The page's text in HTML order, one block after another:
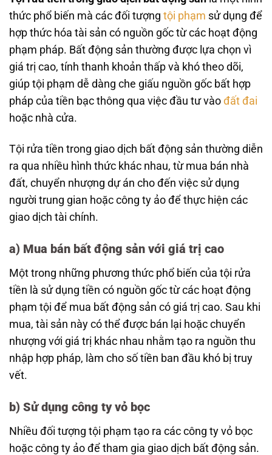
thức phổ biến mà các đối tượng tội phạm sử dụng để
hợp thức hóa tài sản có nguồn gốc từ các hoạt động
phạm pháp. Bất động sản thường được lựa chọn vì
giá trị cao, tính thanh khoản thấp và khó theo dõi,
giúp tội phạm dễ dàng che giấu nguồn gốc bất hợp
pháp của tiền bạc thông qua việc đầu tư vào đất đai
hoặc nhà cửa.
Tội rửa tiền trong giao dịch bất động sản thường diễn
ra qua nhiều hình thức khác nhau, từ mua bán nhà
đất, chuyển nhượng dự án cho đến việc sử dụng
người trung gian hoặc công ty ảo để thực hiện các
giao dịch tài chính.
a) Mua bán bất động sản với giá trị cao
Một trong những phương thức phổ biến của tội rửa
tiền là sử dụng tiền có nguồn gốc từ các hoạt động
phạm tội để mua bất động sản có giá trị cao. Sau khi
mua, tài sản này có thể được bán lại hoặc chuyển
nhượng với giá trị khác nhau nhằm tạo ra nguồn thu
nhập hợp pháp, làm cho số tiền ban đầu khó bị truy
vết.
b) Sử dụng công ty vỏ bọc
Nhiều đối tượng tội phạm tạo ra các công ty vỏ bọc
hoặc công ty ảo để tham gia giao dịch bất động sản.